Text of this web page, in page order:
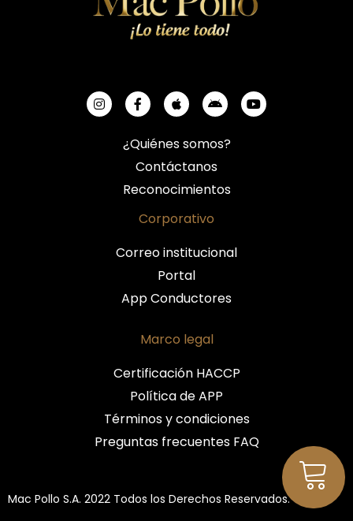
¿Quiénes somos?
Contáctanos
Reconocimientos
Corporativo
Correo institucional
Portal
App Conductores
Marco legal
Certificación HACCP
Política de APP
Términos y condiciones
Preguntas frecuentes FAQ
Mac Pollo S.A. 2022 Todos los Derechos Reservados.